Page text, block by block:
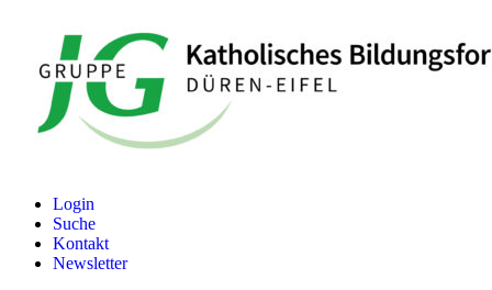
Login
Suche
Kontakt
Newsletter